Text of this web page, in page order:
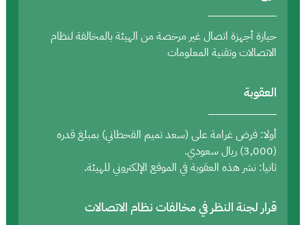
حيازة أجهزة اتصال غير مرخصة من الهيئة بالمخالفة لنظام
الاتصالات وتقنية المعلومات
العقوبة
أولا: فرض غرامة على (سعد تميم القحطاني) بمبلغ قدره
(3,000) ريال سعودي.
ثانيا: نشر هذه العقوبة في الموقع الإلكتروني للهيئة.
قرار لجنة النظر في مخالفات نظام الاتصالات